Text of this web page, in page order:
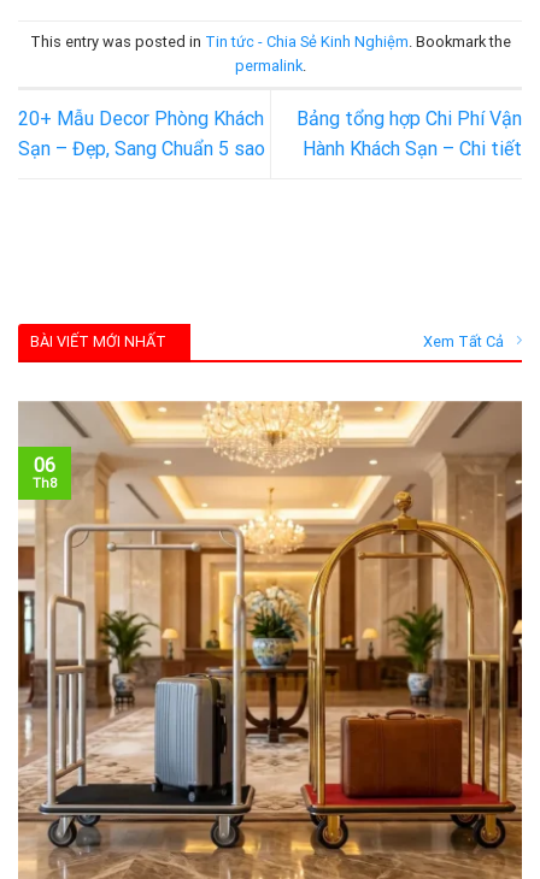
This entry was posted in Tin tức - Chia Sẻ Kinh Nghiệm . Bookmark the
permalink.
20+ Mẫu Decor Phòng Khách
Sạn – Đẹp, Sang Chuẩn 5 sao
Bảng tổng hợp Chi Phí Vận
Hành Khách Sạn – Chi tiết
BÀI VIẾT MỚI NHẤT Xem Tất Cả
06
Th8